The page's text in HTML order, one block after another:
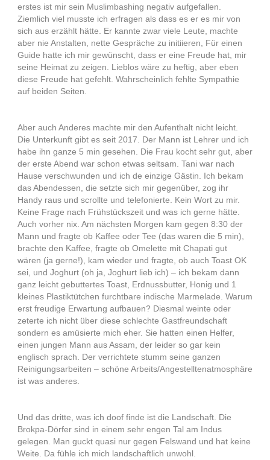
erstes ist mir sein Muslimbashing negativ aufgefallen.
Ziemlich viel musste ich erfragen als dass es er es mir von
sich aus erzählt hätte. Er kannte zwar viele Leute, machte
aber nie Anstalten, nette Gespräche zu initiieren, Für einen
Guide hatte ich mir gewünscht, dass er eine Freude hat, mir
seine Heimat zu zeigen. Lieblos wäre zu heftig, aber eben
diese Freude hat gefehlt. Wahrscheinlich fehlte Sympathie
auf beiden Seiten.
Aber auch Anderes machte mir den Aufenthalt nicht leicht.
Die Unterkunft gibt es seit 2017. Der Mann ist Lehrer und ich
habe ihn ganze 5 min gesehen. Die Frau kocht sehr gut, aber
der erste Abend war schon etwas seltsam. Tani war nach
Hause verschwunden und ich de einzige Gästin. Ich bekam
das Abendessen, die setzte sich mir gegenüber, zog ihr
Handy raus und scrollte und telefonierte. Kein Wort zu mir.
Keine Frage nach Frühstückszeit und was ich gerne hätte.
Auch vorher nix. Am nächsten Morgen kam gegen 8:30 der
Mann und fragte ob Kaffee oder Tee (das waren die 5 min),
brachte den Kaffee, fragte ob Omelette mit Chapati gut
wären (ja gerne!), kam wieder und fragte, ob auch Toast OK
sei, und Joghurt (oh ja, Joghurt lieb ich) – ich bekam dann
ganz leicht gebuttertes Toast, Erdnussbutter, Honig und 1
kleines Plastiktütchen furchtbare indische Marmelade. Warum
erst freudige Erwartung aufbauen? Diesmal weinte oder
zeterte ich nicht über diese schlechte Gastfreundschaft
sondern es amüsierte mich eher. Sie hatten einen Helfer,
einen jungen Mann aus Assam, der leider so gar kein
englisch sprach. Der verrichtete stumm seine ganzen
Reinigungsarbeiten – schöne Arbeits/Angestelltenatmosphäre
ist was anderes.
Und das dritte, was ich doof finde ist die Landschaft. Die
Brokpa-Dörfer sind in einem sehr engen Tal am Indus
gelegen. Man guckt quasi nur gegen Felswand und hat keine
Weite. Da fühle ich mich landschaftlich unwohl.